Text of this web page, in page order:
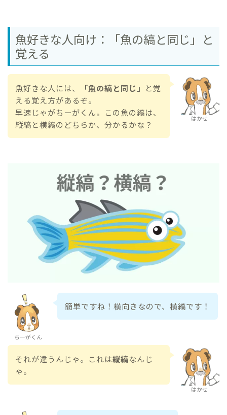
魚好きな人向け：「魚の縞と同じ」と
覚える
はかせ
魚好きな人には、 「魚の縞と同じ」 と覚
える覚え方があるぞ。
早速じゃがちーがくん。この魚の縞は、
縦縞と横縞のどちらか、分かるかな？
ちーがくん
簡単ですね！横向きなので、横縞です！
はかせ
それが違うんじゃ。これは縦縞なんじ
ゃ。